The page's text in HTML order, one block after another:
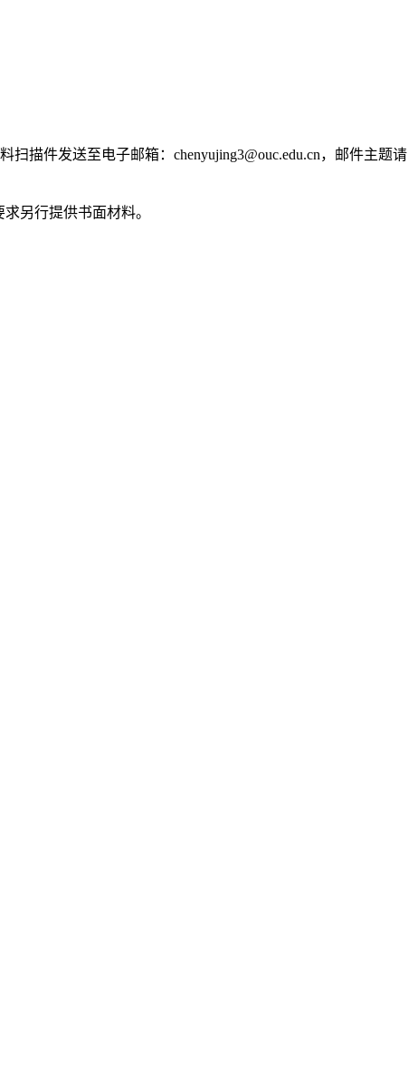
描件发送至电子邮箱：chenyujing3@ouc.edu.cn，邮件主题请
另行提供书面材料。